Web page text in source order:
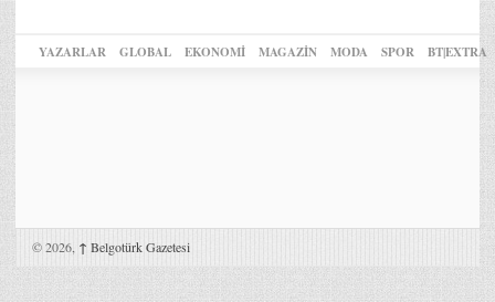
YAZARLAR GLOBAL EKONOMİ MAGAZİN MODA SPOR BT|EXTRA
© 2026, ↑ Belgotürk Gazetesi